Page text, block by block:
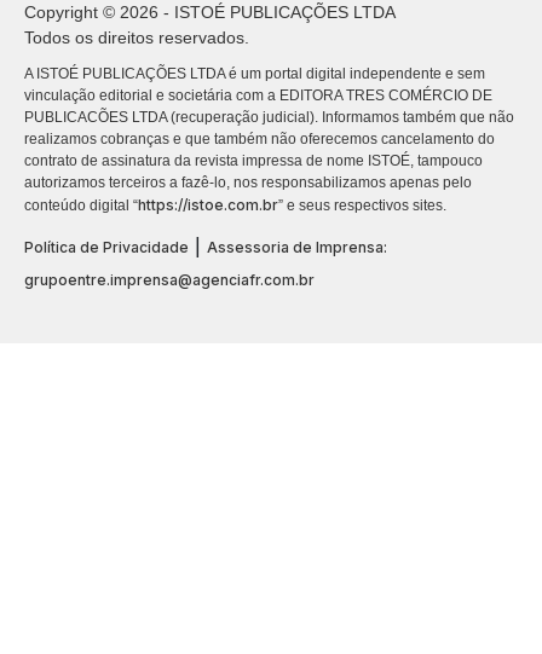
Copyright © 2026 - ISTOÉ PUBLICAÇÕES LTDA
Todos os direitos reservados.
A ISTOÉ PUBLICAÇÕES LTDA é um portal digital independente e sem
vinculação editorial e societária com a EDITORA TRES COMÉRCIO DE
PUBLICACÕES LTDA (recuperação judicial). Informamos também que não
realizamos cobranças e que também não oferecemos cancelamento do
contrato de assinatura da revista impressa de nome ISTOÉ, tampouco
autorizamos terceiros a fazê-lo, nos responsabilizamos apenas pelo
conteúdo digital “https://istoe.com.br” e seus respectivos sites.
Política de Privacidade
Assessoria de Imprensa:
grupoentre.imprensa@agenciafr.com.br